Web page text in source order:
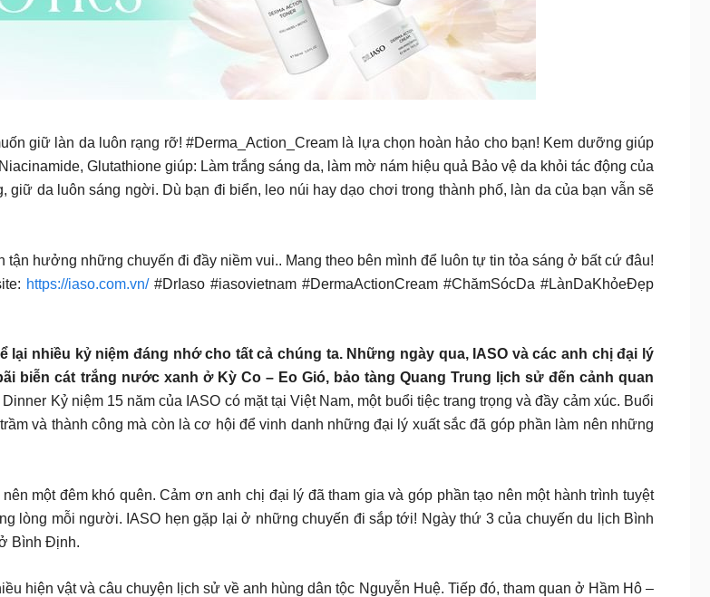
giữ làn da luôn rạng rỡ! #Derma_Action_Cream là lựa chọn hoàn hảo cho bạn! Kem dưỡng giúp
Glutathione giúp: Làm trắng sáng da, làm mờ nám hiệu quả Bảo vệ da khỏi tác động của
da luôn sáng ngời. Dù bạn đi biển, leo núi hay dạo chơi trong thành phố, làn da của bạn vẫn sẽ
hưởng những chuyến đi đầy niềm vui.. Mang theo bên mình để luôn tự tin tỏa sáng ở bất cứ đâu!
https://iaso.com.vn/#DrIaso #iasovietnam #DermaActionCream #ChămSócDa #LànDaKhỏeĐẹp
nhiều kỷ niệm đáng nhớ cho tất cả chúng ta. Những ngày qua, IASO và các anh chị đại lý
biễn cát trắng nước xanh ở Kỳ Co – Eo Gió, bảo tàng Quang Trung lịch sử đến cảnh quan
Kỷ niệm 15 năm của IASO có mặt tại Việt Nam, một buổi tiệc trang trọng và đầy cảm xúc. Buổi
và thành công mà còn là cơ hội để vinh danh những đại lý xuất sắc đã góp phần làm nên những
một đêm khó quên. Cảm ơn anh chị đại lý đã tham gia và góp phần tạo nên một hành trình tuyệt
lòng mỗi người. IASO hẹn gặp lại ở những chuyến đi sắp tới! Ngày thứ 3 của chuyến du lịch Bình
Bình Định.
hiện vật và câu chuyện lịch sử về anh hùng dân tộc Nguyễn Huệ. Tiếp đó, tham quan ở Hầm Hô –